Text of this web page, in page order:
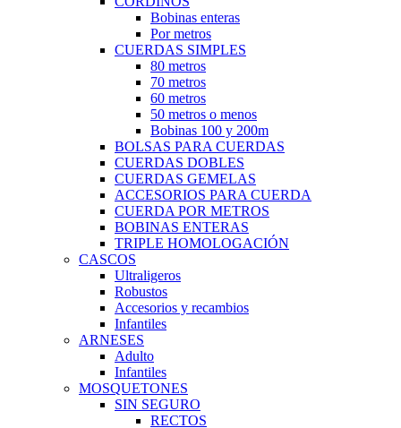
Bobinas enteras
Por metros
CUERDAS SIMPLES
80 metros
70 metros
60 metros
50 metros o menos
Bobinas 100 y 200m
BOLSAS PARA CUERDAS
CUERDAS DOBLES
CUERDAS GEMELAS
ACCESORIOS PARA CUERDA
CUERDA POR METROS
BOBINAS ENTERAS
TRIPLE HOMOLOGACIÓN
CASCOS
Ultraligeros
Robustos
Accesorios y recambios
Infantiles
ARNESES
Adulto
Infantiles
MOSQUETONES
SIN SEGURO
RECTOS